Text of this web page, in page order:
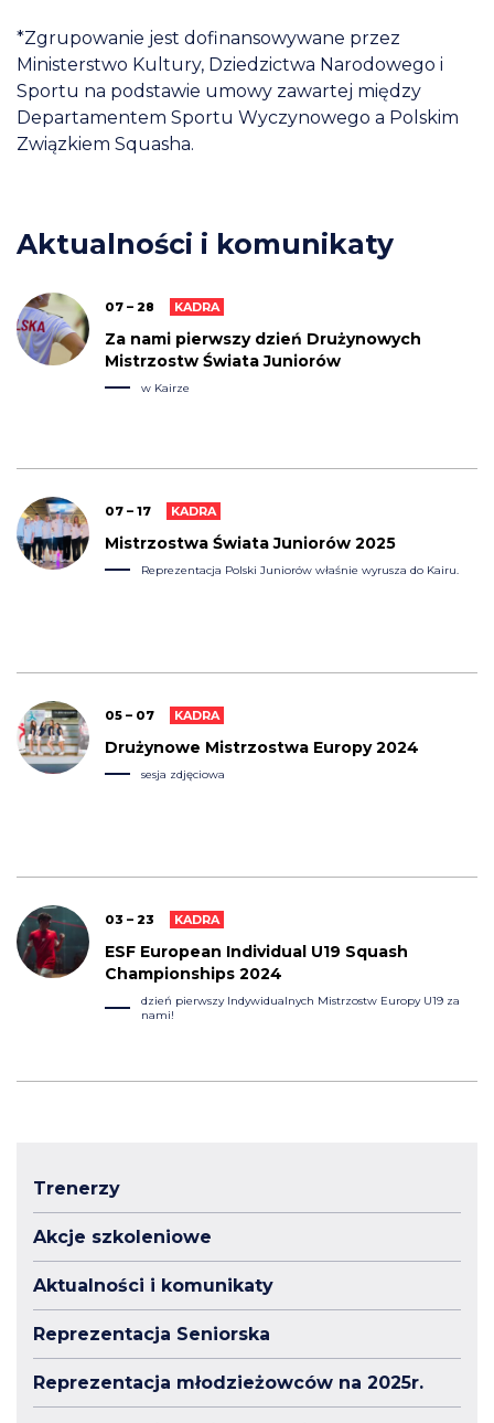
*Zgrupowanie jest dofinansowywane przez
Ministerstwo Kultury, Dziedzictwa Narodowego i
Sportu na podstawie umowy zawartej między
Departamentem Sportu Wyczynowego a Polskim
Związkiem Squasha.
Aktualności i komunikaty
07 – 28 KADRA
Za nami pierwszy dzień Drużynowych
Mistrzostw Świata Juniorów
w Kairze
07 – 17 KADRA
Mistrzostwa Świata Juniorów 2025
Reprezentacja Polski Juniorów właśnie wyrusza do Kairu.
05 – 07 KADRA
Drużynowe Mistrzostwa Europy 2024
sesja zdjęciowa
03 – 23 KADRA
ESF European Individual U19 Squash
Championships 2024
dzień pierwszy Indywidualnych Mistrzostw Europy U19 za
nami!
Trenerzy
Akcje szkoleniowe
Aktualności i komunikaty
Reprezentacja Seniorska
Reprezentacja młodzieżowców na 2025r.